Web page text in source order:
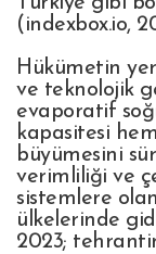
(indexbox.io,
Hükümetin
ve teknolojik
evaporatif
kapasitesi
büyümesini
verimliliği ve
sistemlere
ülkelerinde
2023;